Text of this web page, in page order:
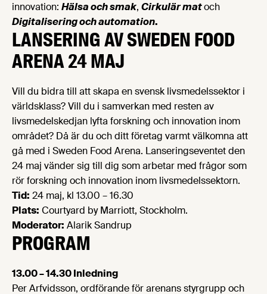
innovation: Hälsa och smak, Cirkulär matoch
Digitalisering och automation.
LANSERING AV SWEDEN FOOD
ARENA 24 MAJ
Vill du bidra till att skapa en svensk livsmedelssektor i
världsklass? Vill du i samverkan med resten av
livsmedelskedjan lyfta forskning och innovation inom
området? Då är du och ditt företag varmt välkomna att
gå med i Sweden Food Arena. Lanseringseventet den
24 maj vänder sig till dig som arbetar med frågor som
rör forskning och innovation inom livsmedelssektorn.
Tid: 24 maj, kl 13.00 – 16.30
Plats: Courtyard by Marriott, Stockholm.
Moderator: Alarik Sandrup
PROGRAM
13.00 – 14.30 Inledning
Per Arfvidsson, ordförande för arenans styrgrupp och